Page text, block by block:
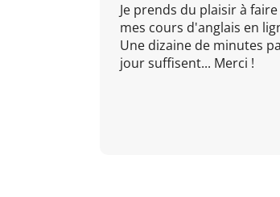
Je prends du plaisir à faire
mes cours d'anglais en
Une dizaine de minutes
jour suffisent... Merci !